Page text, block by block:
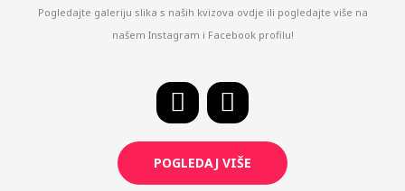
Pogledajte galeriju slika s naših kvizova ovdje ili pogledajte više na
našem Instagram i Facebook profilu!
F
a
c
e
I
n
s
t
POGLEDAJ VIŠE